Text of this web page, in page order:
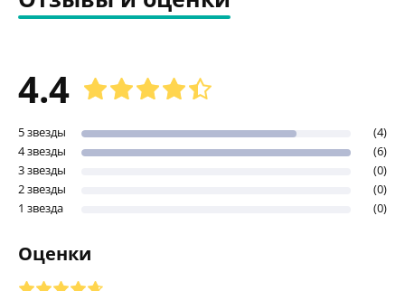
4.4
5 звезды
(4)
4 звезды
(6)
3 звезды
(0)
2 звезды
(0)
1 звезда
(0)
Оценки